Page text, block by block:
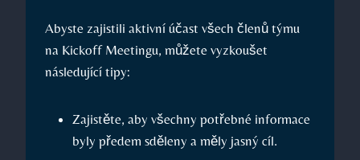
Abyste zajistili aktivní účast všech členů týmu
na Kickoff Meetingu, můžete vyzkoušet
následující tipy:
Zajistěte, aby všechny potřebné informace
byly předem sděleny a měly jasný cíl.